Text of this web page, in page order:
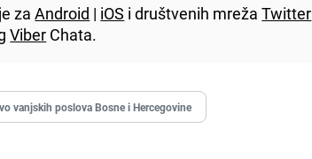
zaAndroid | iOS i društvenih mrežaTwitter
Viber Chata.
vanjskih poslova Bosne i Hercegovine